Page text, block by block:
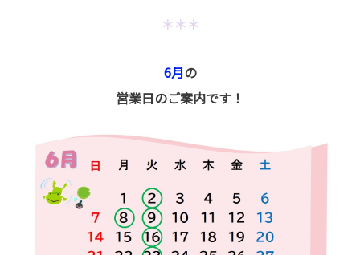
＊＊＊
6月の
営業日のご案内です！